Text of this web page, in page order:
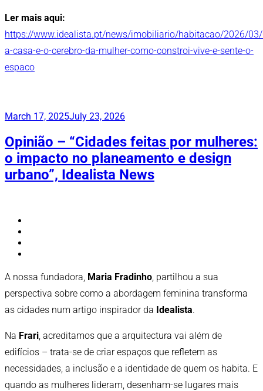
Ler mais aqui:
https://www.idealista.pt/news/imobiliario/habitacao/2026/
a-casa-e-o-cerebro-da-mulher-como-constroi-vive-e-sente-o-
espaco
Publicado
March 17, 2025July 23, 2026
Opinião – “Cidades feitas por mulheres:
o impacto no planeamento e design
urbano”, Idealista News
A nossa fundadora, Maria Fradinho , partilhou a sua
perspectiva sobre como a abordagem feminina transforma
as cidades num artigo inspirador da Idealista.
Na Frari , acreditamos que a arquitectura vai além de
edifícios – trata-se de criar espaços que refletem as
necessidades, a inclusão e a identidade de quem os habita. E
quando as mulheres lideram, desenham-se lugares mais